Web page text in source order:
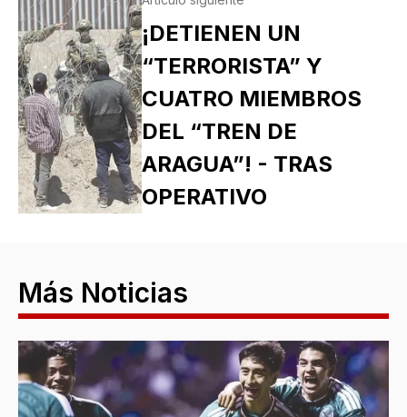
¡DETIENEN UN
“TERRORISTA” Y
CUATRO MIEMBROS
DEL “TREN DE
ARAGUA”! - TRAS
OPERATIVO
Más Noticias